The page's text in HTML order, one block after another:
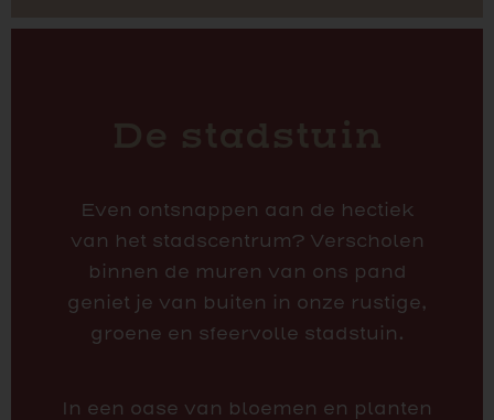
De stadstuin
Even ontsnappen aan de hectiek
van het stadscentrum? Verscholen
binnen de muren van ons pand
geniet je van buiten in onze rustige,
groene en sfeervolle stadstuin.
In een oase van bloemen en planten